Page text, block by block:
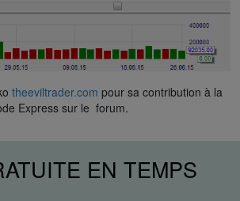
theeviltrader.com pour sa contribution à la
Express sur le forum.
EN TEMPS